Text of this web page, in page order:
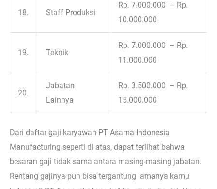
18. Staff Produksi
Rp. 7.000.000 – Rp.
10.000.000
19. Teknik
Rp. 7.000.000 – Rp.
11.000.000
20.
Jabatan
Lainnya
Rp. 3.500.000 – Rp.
15.000.000
Dari daftar gaji karyawan PT Asama Indonesia
Manufacturing seperti di atas, dapat terlihat bahwa
besaran gaji tidak sama antara masing-masing jabatan.
Rentang gajinya pun bisa tergantung lamanya kamu